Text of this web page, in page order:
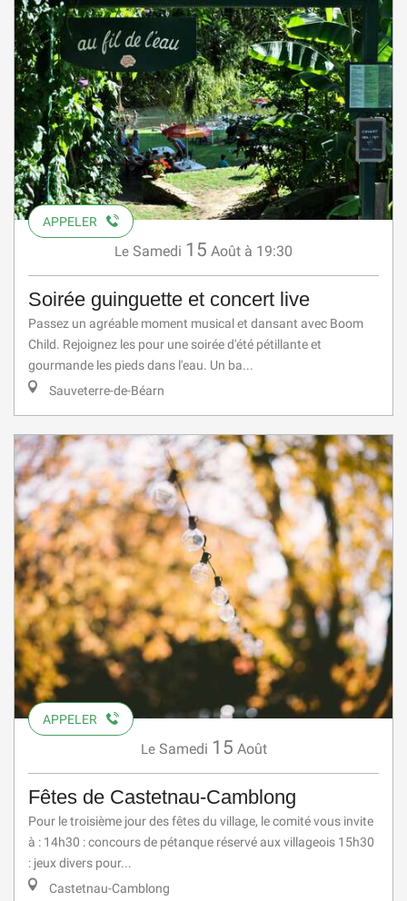
APPELER
Le Samedi 15 Août à 19:30
Soirée guinguette et concert live
Passez un agréable moment musical et dansant avec Boom
Child. Rejoignez les pour une soirée d'été pétillante et
gourmande les pieds dans l'eau. Un ba...
Sauveterre-de-Béarn
APPELER
Le Samedi 15 Août
Fêtes de Castetnau-Camblong
Pour le troisième jour des fêtes du village, le comité vous invite
à : 14h30 : concours de pétanque réservé aux villageois 15h30
: jeux divers pour...
Castetnau-Camblong